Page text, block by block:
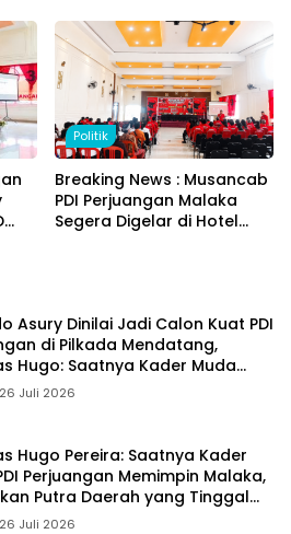
Rakyat
Politik
Breaking News : Musancab
PDI Perjuangan Malaka
Segera Digelar di Hotel
Asury Dinilai Jadi Calon Kuat PDI
di Pilkada Mendatang,
Hugo: Saatnya Kader Muda
Malaka
26 Juli 2026
Hugo Pereira: Saatnya Kader
Perjuangan Memimpin Malaka,
Putra Daerah yang Tinggal
di Malaka
26 Juli 2026